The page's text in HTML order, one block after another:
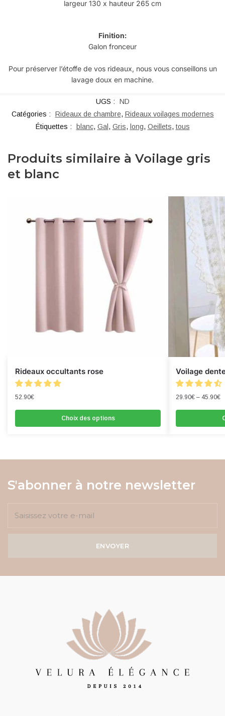
largeur 130 x hauteur 265 cm
Finition:
Galon fronceur
Pour préserver l’étoffe de vos rideaux, nous vous conseillons un
lavage doux en machine.
UGS :
ND
Catégories :
Rideaux de chambre, Rideaux voilages modernes
Étiquettes :
blanc, Gal, Gris, long, Oeillets, tous
Produits similaire à Voilage gris
et blanc
Rideaux occultants rose
52.90€
Choix des options
Voilage
29.90€ – 45.90€
S'abonner à notre newsletter
ENVOYER